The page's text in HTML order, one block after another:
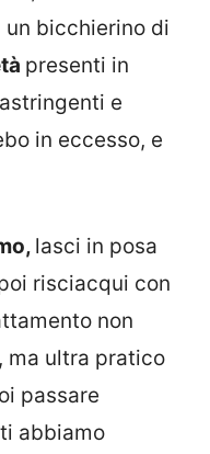
bicchierino di
presenti in
e
in eccesso, e
lasci in posa
risciacqui con
non
ma ultra pratico
passare
abbiamo